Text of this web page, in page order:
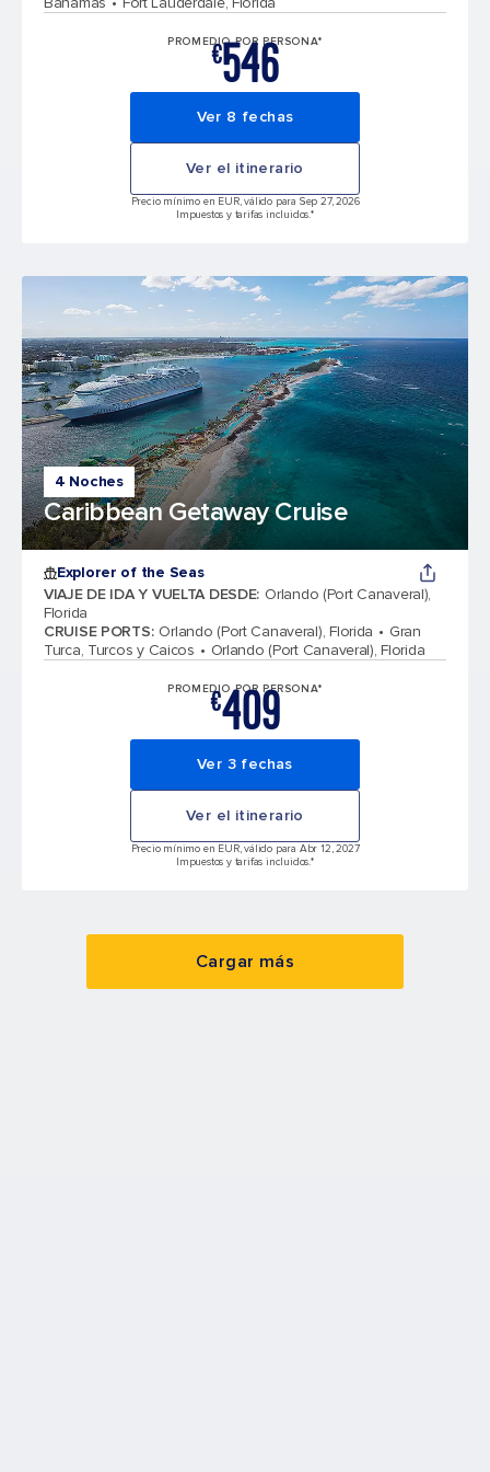
PROMEDIO POR PERSONA*
€546
Ver 8 fechas
Ver el itinerario
Precio mínimo en EUR, válido para Sep 27, 2026
Impuestos y tarifas incluidos.*
4 Noches
Caribbean Getaway Cruise
Explorer of the Seas
VIAJE DE IDA Y VUELTA DESDE: Orlando (Port Canaveral),
Florida
CRUISE PORTS: Orlando (Port Canaveral), Florida
Gran
Turca, Turcos y Caicos
Orlando (Port Canaveral), Florida
PROMEDIO POR PERSONA*
€409
Ver 3 fechas
Ver el itinerario
Precio mínimo en EUR, válido para Abr 12, 2027
Impuestos y tarifas incluidos.*
Cargar más